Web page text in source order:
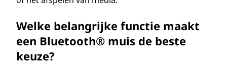
Welke belangrijke functie maakt
een Bluetooth® muis de beste
keuze?